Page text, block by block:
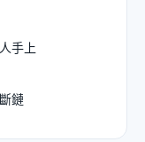
手上
鏈